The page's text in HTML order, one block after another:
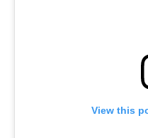
View this